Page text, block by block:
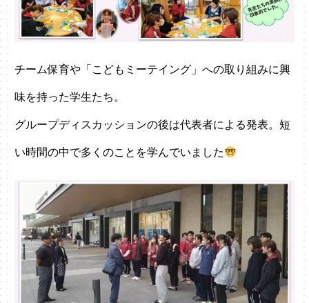
チーム保育や「こどもミーテイング」への取り組みに興
味を持った学生たち。
グループディスカッションの後は代表者による発表。短
い時間の中で多くのことを学んでいました